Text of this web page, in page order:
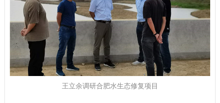
王立余调研合肥水生态修复项目